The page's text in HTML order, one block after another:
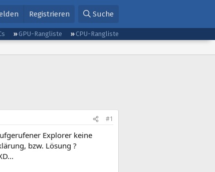
Registrieren Suche
GPU-Rangliste
CPU-Rangliste
#1
Explorer keine
bzw. Lösung ?